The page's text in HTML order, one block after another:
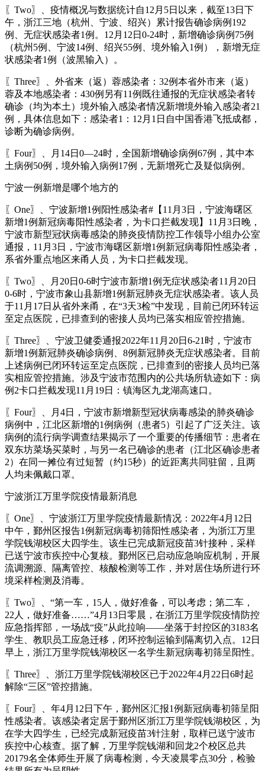
〖Two〗、疫情概况与数据统计自12月5日以来，截至13日下
午，浙江三地（杭州、宁波、绍兴）累计报告确诊病例192
例、无症状感染者1例。12月12日0-24时，新增确诊病例75例
（杭州5例、宁波14例、绍兴55例、境外输入1例），新增无症
状感染者1例（波黑输入）。
〖Three〗、外省来（返）蓉感染者：32例本省外市来（返）
蓉及本地感染者：430例另有11例既往通报的无症状感染者转
确诊（均为本土）境外输入感染者情况新增境外输入感染者21
例，具体信息如下：感染者1：12月1日自中国香港飞抵成都，
诊断为确诊病例。
〖Four〗、月14日0—24时，全国新增确诊病例67例，其中本
土病例50例，境外输入病例17例，无新增死亡及疑似病例。
宁波一例新增是哪个地方的
〖One〗、宁波新增1例阳性感染者#【11月3日，宁波海曙区
新增1例新冠病毒阳性感染者，为卡口拦截发现】11月3日晚，
宁波市新型冠状病毒感染的肺炎疫情防控工作领导小组办公室
通报，11月3日，宁波市海曙区新增1例新冠病毒阳性感染者，
系省外重点地区来甬人员，为卡口拦截发现。
〖Two〗、月20日0-6时宁波市新增1例无症状感染者11月20日
0-6时，宁波市象山县新增1例新冠肺炎无症状感染者。该人员
于11月17日从省外来甬，在“3天3检”中发现，目前已闭环转运
至定点医院，已排查到的密接人员均已落实相应管控措施。
〖Three〗、宁波卫健委通报2022年11月20日6-21时，宁波市
新增1例新冠肺炎确诊病例、8例新冠肺炎无症状感染者。目前
上述病例已闭环转运至定点医院，已排查到的密接人员均已落
实相应管控措施。涉及宁波市范围内的公共场所轨迹如下：病
例2卡口拦截发现11月19日：镇海区九龙湖高速口。
〖Four〗、月4日，宁波市新增新型冠状病毒感染的肺炎确诊
病例中，江北区新增的1例病例（患者5）引起了广泛关注。该
病例的流行病学调查结果揭示了一个重要的传播细节：患者在
双东坊菜场买菜时，与另一名已确诊的患者（江北区确诊患者
2）在同一摊位有过短暂（约15秒）的近距离共同驻留，且两
人均未佩戴口罩。
宁波浙江万里学院疫情最新消息
〖One〗、宁波浙江万里学院疫情最新情况：2022年4月12日
中午，鄞州区报告1例新冠病毒初筛阳性感染者，为浙江万里
学院钱湖校区大四学生。该生已完成新冠疫苗3针接种，采样
已送宁波市疾控中心复核。鄞州区已启动应急响应机制，开展
流调溯源、隔离管控、核酸检测等工作，并对居住场所进行环
境采样检测及消毒。
〖Two〗、“第一车，15人，做好准备，可以考虑；第二车，
22人，做好准备……”4月13日零晨，在浙江万里学院疫情防控
应急指挥部，一场战“疫”从此拉响——坐落于封控区的3183名
学生、教职员工应急迁移，闭环控制运输到隔离切入点。12日
早上，浙江万里学院钱湖校区一名学生新冠病毒初筛呈阳性。
〖Three〗、浙江万里学院钱湖校区已于2022年4月22日6时起
解除“三区”管控措施。
〖Four〗、年4月12日下午，鄞州区汇报1例新冠病毒初筛呈阳
性感染者。该感染者定居于鄞州区浙江万里学院钱湖校区，为
在学大四学生，已经完成新冠疫苗3针注射，取样已送宁波市
疾控中心核查。据了解，万里学院钱湖和回龙2个校区总共
20179名全体师生开展了病毒检测，今天凌晨零点30分，检验